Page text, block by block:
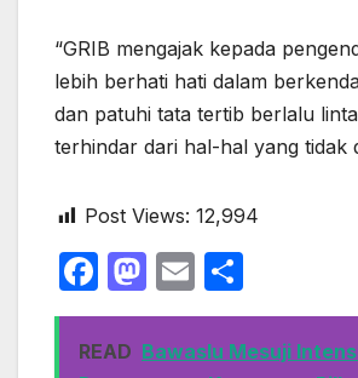
“GRIB mengajak kepada
lebih berhati hati dalam
dan patuhi tata tertib berlalu
terhindar dari hal-hal yang tidak
Post Views: 12,994
F
a
c
M
a
st
E
m
ail
h
ar
READ Bawaslu Mesuji